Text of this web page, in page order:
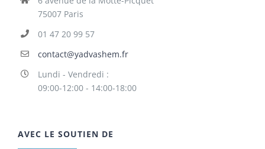
75007 Paris
01 47 20 99 57
contact@yadvashem.fr
Lundi - Vendredi :
09:00-12:00 - 14:00-18:00
AVEC LE SOUTIEN DE